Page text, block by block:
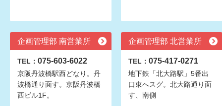
企画管理部 南営業所
TEL： 075-603-6022
京阪丹波橋駅西どなり。丹
波橋通り面す。京阪丹波橋
西ビル1F。
企画管理部 北営業所
TEL： 075-417-0271
地下鉄「北大路駅」5番出
口東へスグ。北大路通り面
す、南側